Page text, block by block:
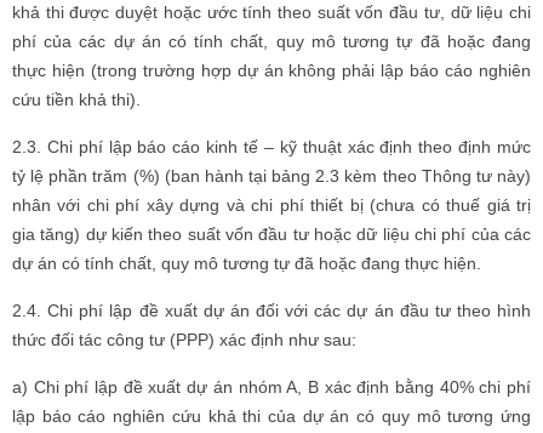
khả thi được duyệt hoặc ước tính theo suất vốn đầu tư, dữ liệu chi
phí của các dự án có tính chất, quy mô tương tự đã hoặc đang
thực hiện (trong trường hợp dự án không phải lập báo cáo nghiên
cứu tiền khả thi).
2.3. Chi phí lập báo cáo kinh tế – kỹ thuật xác định theo định mức
tỷ lệ phần trăm (%) (ban hành tại bảng 2.3 kèm theo Thông tư này)
nhân với chi phí xây dựng và chi phí thiết bị (chưa có thuế giá trị
gia tăng) dự kiến theo suất vốn đầu tư hoặc dữ liệu chi phí của các
dự án có tính chất, quy mô tương tự đã hoặc đang thực hiện.
2.4. Chi phí lập đề xuất dự án đối với các dự án đầu tư theo hình
thức đối tác công tư (PPP) xác định như sau:
a) Chi phí lập đề xuất dự án nhóm A, B xác định bằng 40% chi phí
lập báo cáo nghiên cứu khả thi của dự án có quy mô tương ứng